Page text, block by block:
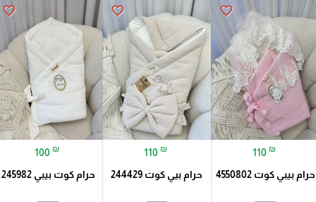
favorite_border
110 ₪
حرام بيبي كوت 4550802
favorite_border
110 ₪
حرام بيي كوت 244429
favorite_border
100 ₪
حرام كوت بيبي 245982